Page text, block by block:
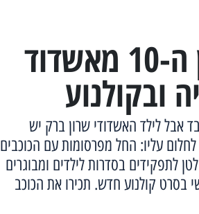
ילד פלא: שרון ברק בן ה-10 מאשדוד
ובקולנוע
אבל לילד האשדודי שרון ברק יש
עליו: החל מפרסומות עם הכוכבים
לתפקידים בסדרות לילדים ומבוגרים
בסרט קולנוע חדש. תכירו את הכוכב